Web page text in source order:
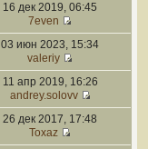
16 дек 2019, 06:45
7even
03 июн 2023, 15:34
valeriy
11 апр 2019, 16:26
andrey.solovv
26 дек 2017, 17:48
Toxaz